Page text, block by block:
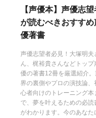
【声優本】声優志望
が読むべきおすすめ
優著書
声優志望者必見！大塚明夫
ん、梶裕貴さんなどトップ
優の著書12冊を厳選紹介。
界の裏側やプロの演技論、
心者向けのトレーニング本
で、夢を叶えるための必読
がわかります。今のあなた